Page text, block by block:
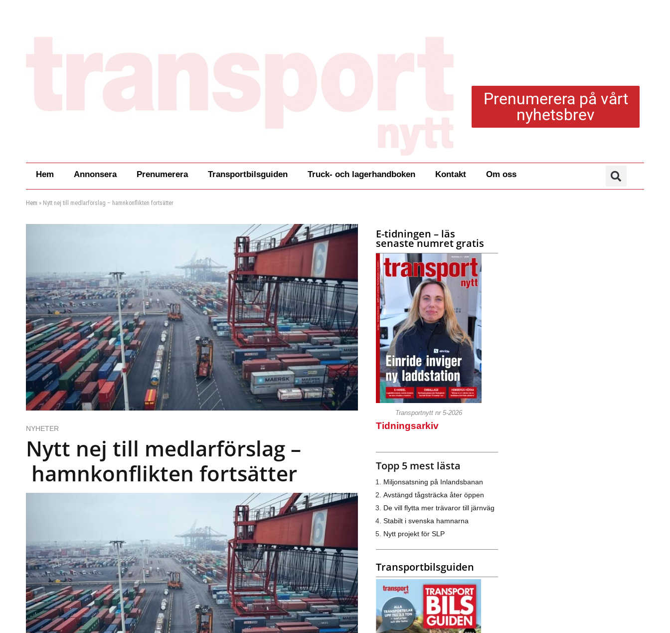
Prenumerera på vårt
nyhetsbrev
Hem Annonsera Prenumerera Transportbilsguiden Truck- och lagerhandboken Kontakt Om oss
Hem » Nytt nej till medlarförslag – hamnkonflikten fortsätter
NYHETER
Nytt nej till medlarförslag –
hamnkonflikten fortsätter
E-tidningen – läs
senaste numret gratis
Transportnytt nr 5-2026
Tidningsarkiv
Topp 5 mest lästa
Miljonsatsning på Inlandsbanan
Avstängd tågsträcka åter öppen
De vill flytta mer trävaror till järnväg
Stabilt i svenska hamnarna
Nytt projekt för SLP
Transportbilsguiden